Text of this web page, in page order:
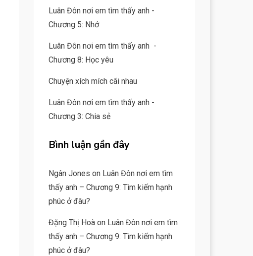
Luân Đôn nơi em tìm thấy anh -
Chương 5: Nhớ
Luân Đôn nơi em tìm thấy anh -
Chương 8: Học yêu
Chuyện xích mích cãi nhau
Luân Đôn nơi em tìm thấy anh -
Chương 3: Chia sẻ
Bình luận gần đây
Ngân Jones on Luân Đôn nơi em tìm
thấy anh – Chương 9: Tìm kiếm hạnh
phúc ở đâu?
Đặng Thị Hoàon Luân Đôn nơi em tìm
thấy anh – Chương 9: Tìm kiếm hạnh
phúc ở đâu?